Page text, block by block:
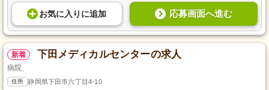
お気に入り に追加 応募画面へ進む
新着 下田メディカルセンターの求人
病院
住所 静岡県下田市六丁目4-10